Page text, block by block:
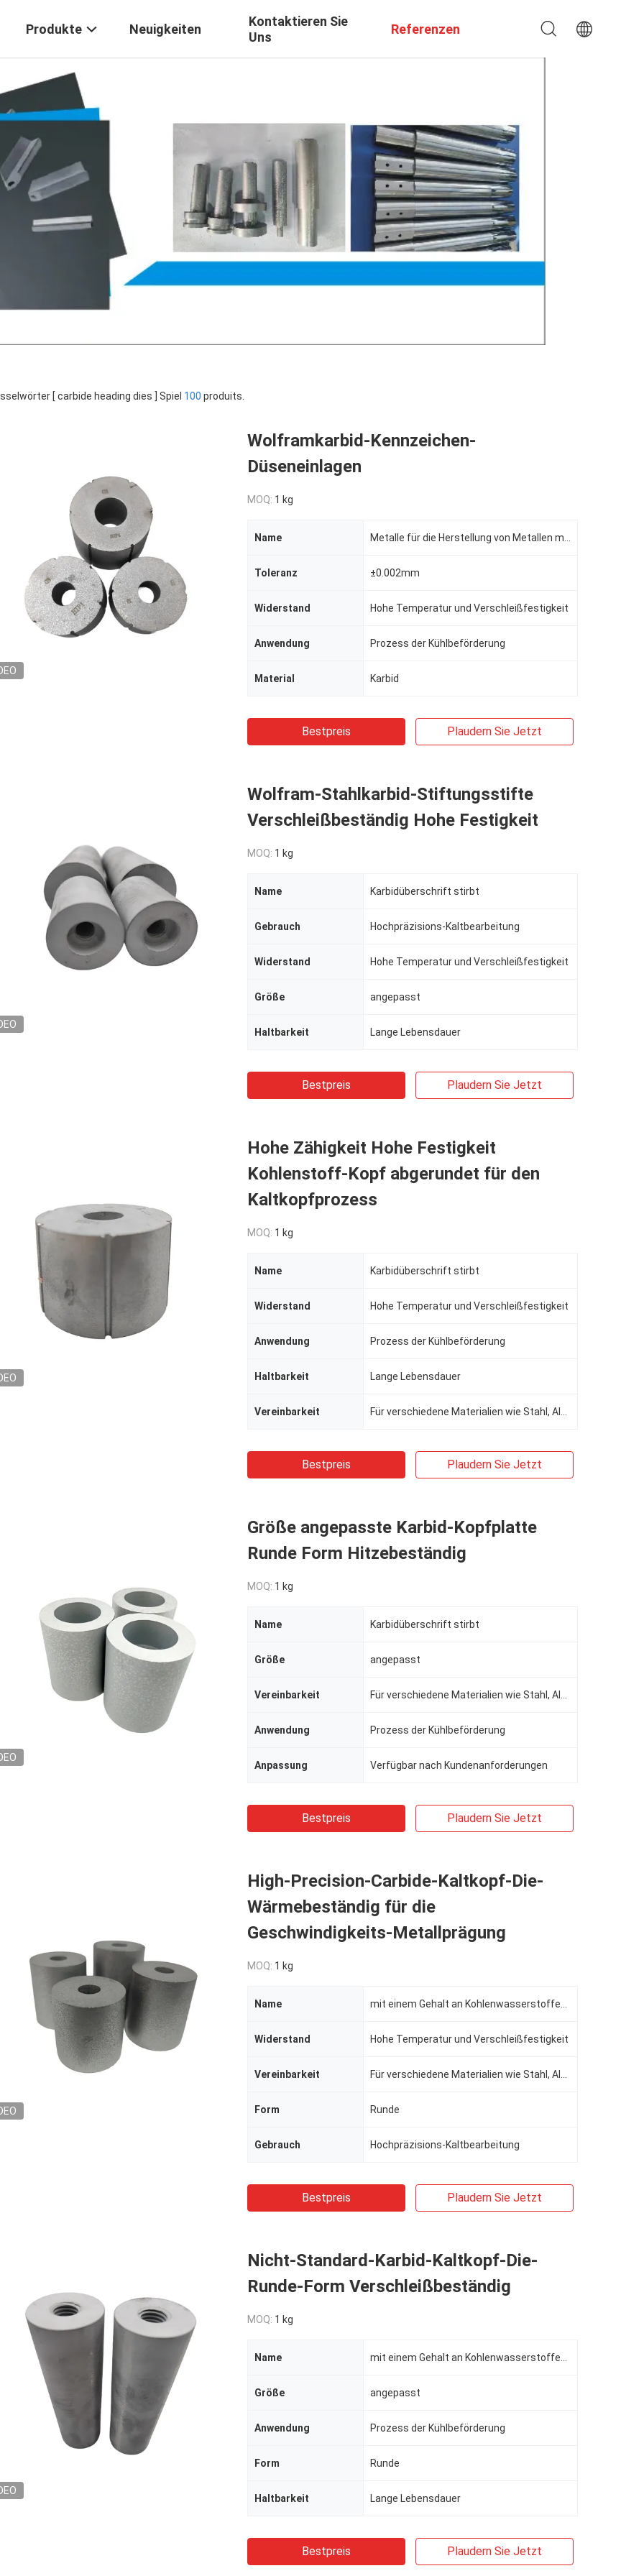
Produkte Neuigkeiten
Kontaktieren Sie
Uns
Referenzen
[ carbide heading dies ] Spiel 100 produits.
Wolframkarbid-Kennzeichen-
Düseneinlagen
MOQ: 1 kg
Name
Toleranz ±0.002mm
Widerstand Hohe Temperatur und Verschleißfestigkeit
Anwendung Prozess der Kühlbeförderung
Material Karbid
Bestpreis Plaudern Sie Jetzt
Wolfram-Stahlkarbid-Stiftungsstifte
Verschleißbeständig Hohe Festigkeit
MOQ: 1 kg
Name Karbidüberschrift stirbt
Gebrauch Hochpräzisions-Kaltbearbeitung
Widerstand Hohe Temperatur und Verschleißfestigkeit
Größe angepasst
Haltbarkeit Lange Lebensdauer
Bestpreis Plaudern Sie Jetzt
Hohe Zähigkeit Hohe Festigkeit
Kohlenstoff-Kopf abgerundet für den
Kaltkopfprozess
MOQ: 1 kg
Name Karbidüberschrift stirbt
Widerstand Hohe Temperatur und Verschleißfestigkeit
Anwendung Prozess der Kühlbeförderung
Haltbarkeit Lange Lebensdauer
Vereinbarkeit
Bestpreis Plaudern Sie Jetzt
Größe angepasste Karbid-Kopfplatte
Runde Form Hitzebeständig
MOQ: 1 kg
Name Karbidüberschrift stirbt
Größe angepasst
Vereinbarkeit
Anwendung Prozess der Kühlbeförderung
Anpassung Verfügbar nach Kundenanforderungen
Bestpreis Plaudern Sie Jetzt
High-Precision-Carbide-Kaltkopf-Die-
Wärmebeständig für die
Geschwindigkeits-Metallprägung
MOQ: 1 kg
Name
Widerstand Hohe Temperatur und Verschleißfestigkeit
Vereinbarkeit
Form Runde
Gebrauch Hochpräzisions-Kaltbearbeitung
Bestpreis Plaudern Sie Jetzt
Nicht-Standard-Karbid-Kaltkopf-Die-
Runde-Form Verschleißbeständig
MOQ: 1 kg
Name
Größe angepasst
Anwendung Prozess der Kühlbeförderung
Form Runde
Haltbarkeit Lange Lebensdauer
Bestpreis Plaudern Sie Jetzt